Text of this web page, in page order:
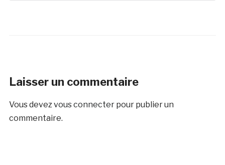
Laisser un commentaire
Vous devezvous connecterpour publier un
commentaire.